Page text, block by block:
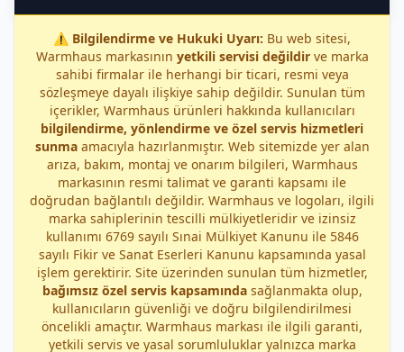
⚠️ Bilgilendirme ve Hukuki Uyarı: Bu web sitesi,
Warmhaus markasının yetkili servisi değildirve marka
sahibi firmalar ile herhangi bir ticari, resmi veya
sözleşmeye dayalı ilişkiye sahip değildir. Sunulan tüm
içerikler, Warmhaus ürünleri hakkında kullanıcıları
bilgilendirme, yönlendirme ve özel servis hizmetleri
sunmaamacıyla hazırlanmıştır. Web sitemizde yer alan
arıza, bakım, montaj ve onarım bilgileri, Warmhaus
markasının resmi talimat ve garanti kapsamı ile
doğrudan bağlantılı değildir. Warmhaus ve logoları, ilgili
marka sahiplerinin tescilli mülkiyetleridir ve izinsiz
kullanımı 6769 sayılı Sınai Mülkiyet Kanunu ile 5846
sayılı Fikir ve Sanat Eserleri Kanunu kapsamında yasal
işlem gerektirir. Site üzerinden sunulan tüm hizmetler,
bağımsız özel servis kapsamındasağlanmakta olup,
kullanıcıların güvenliği ve doğru bilgilendirilmesi
öncelikli amaçtır. Warmhaus markası ile ilgili garanti,
yetkili servis ve yasal sorumluluklar yalnızca marka